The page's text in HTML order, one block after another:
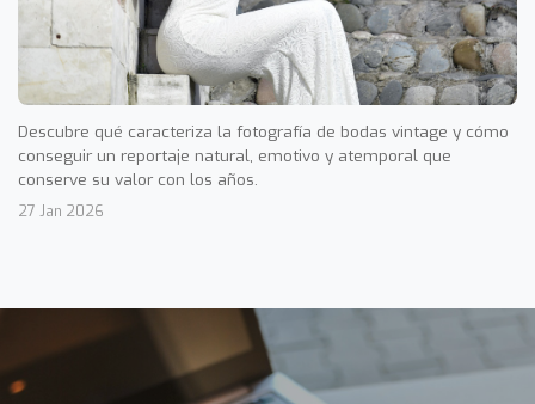
Descubre qué caracteriza la fotografía de bodas vintage y cómo
conseguir un reportaje natural, emotivo y atemporal que
conserve su valor con los años.
27 Jan 2026